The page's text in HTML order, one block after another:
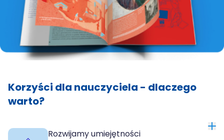
Korzyści dla nauczyciela - dlaczego
warto?
Rozwijamy umiejętności